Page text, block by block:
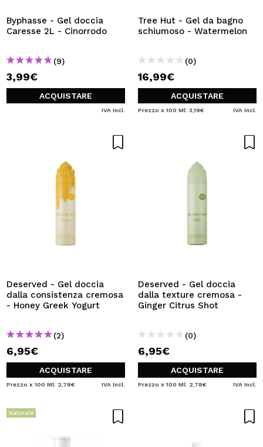
Byphasse - Gel doccia
Caresse 2L - Cinorrodo
(9)
3,99€
ACQUISTARE
IVA Incl.
Tree Hut - Gel da bagno
schiumoso - Watermelon
(0)
16,99€
ACQUISTARE
Prezzo x 100 Ml: 3,19€ IVA Incl.
Deserved - Gel doccia
dalla consistenza cremosa
- Honey Greek Yogurt
(2)
6,95€
ACQUISTARE
Prezzo x 100 Ml: 2,78€ IVA Incl.
Deserved - Gel doccia
dalla texture cremosa -
Ginger Citrus Shot
(0)
6,95€
ACQUISTARE
Prezzo x 100 Ml: 2,78€ IVA Incl.
Naturale